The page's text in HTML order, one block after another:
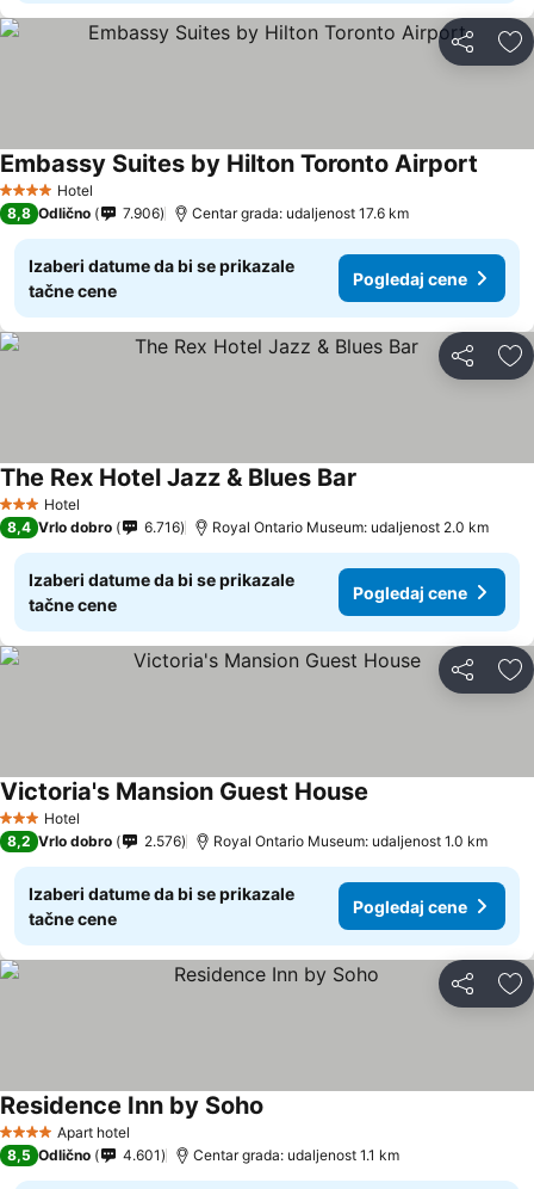
Deli
4 ZvezdiceHotel
Embassy Suites by Hilton Toronto Airport
8,8 Odlično 7.906 Centar grada: udaljenost 17.6 km
Izaberi datume da bi se prikazale
tačne cene
Pogledaj cene
Deli
3 Zvezdice
Hotel
The Rex Hotel Jazz & Blues Bar
8,4 Vrlo dobro 6.716 Royal Ontario Museum: udaljenost 2.0 km
Izaberi datume da bi se prikazale
tačne cene
Pogledaj cene
Deli
3 Zvezdice
Hotel
Victoria's Mansion Guest House
8,2 Vrlo dobro 2.576 Royal Ontario Museum: udaljenost 1.0 km
Izaberi datume da bi se prikazale
tačne cene
Pogledaj cene
Deli
4 ZvezdiceApart hotel
Residence Inn by Soho
8,5 Odlično 4.601 Centar grada: udaljenost 1.1 km